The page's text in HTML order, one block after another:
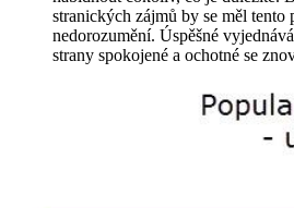
stranických zájmů by se měl tento
nedorozumění. Úspěšné
strany spokojené a ochotné se